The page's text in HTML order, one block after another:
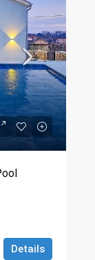
Details